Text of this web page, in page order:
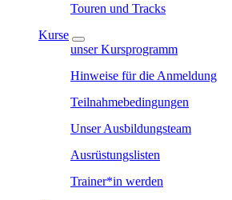
Touren und Tracks
Kurse
unser Kursprogramm
Hinweise für die Anmeldung
Teilnahmebedingungen
Unser Ausbildungsteam
Ausrüstungslisten
Trainer*in werden